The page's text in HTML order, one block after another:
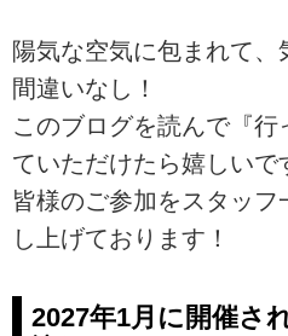
陽気な空気に包まれて、
間違いなし！
このブログを読んで『行
ていただけたら嬉しいで
皆様のご参加をスタッフ
し上げております！
2027年1月に開催さ